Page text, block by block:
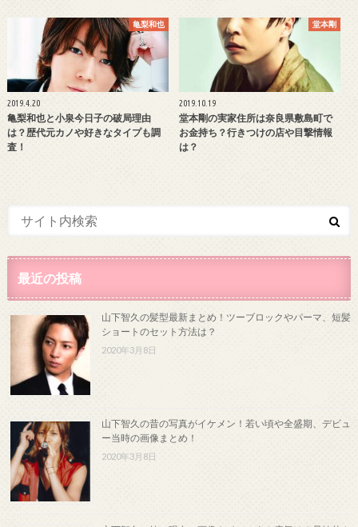
亀梨和也
2019.4.20
亀梨和也と小泉今日子の破局理由
は？歴代元カノや好きなタイプも調
査！
堂本剛
2019.10.19
堂本剛の実家住所は奈良県敷島町で
お金持ち？行きつけの店や目撃情報
は？
最近の投稿
山下智久の髪型最新まとめ！ツーブロックやパーマ、短髪
ショートのセット方法は？
2020年3月8日
山下智久の昔の写真がイケメン！若い頃や全盛期、デビュ
ー当時の画像まとめ！
2020年3月8日